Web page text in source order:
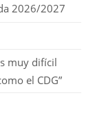
2026/2027
muy difícil
el CDG”